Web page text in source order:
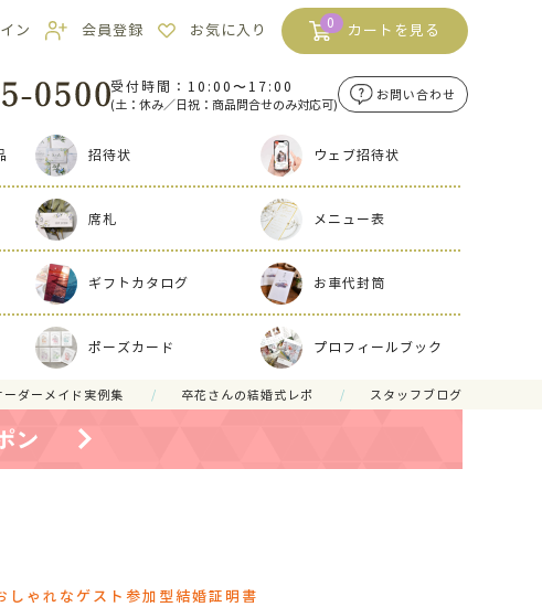
ン 会員登録 お気に入り 0 カートを見る
受付時間：10:00〜17:00
(土：休み／日祝：商品問合せのみ対応可)
お問い合わせ
招待状 ウェブ招待状
席札 メニュー表
ギフトカタログ お車代封筒
ポーズカード プロフィールブック
ーダーメイド実例集 卒花さんの結婚式レポ スタッフブログ
しゃれなゲスト参加型結婚証明書